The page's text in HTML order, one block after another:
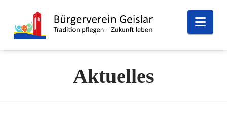
Aktuelles